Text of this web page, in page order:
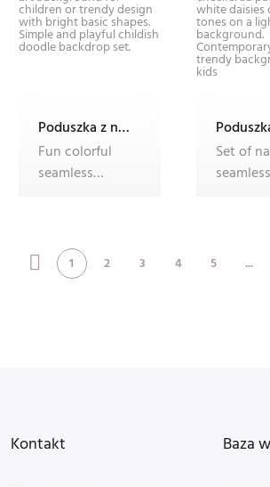
Poduszka z nadrukiem Dec'n'Roll, ze zdjęciem, foto poduszka
Fun colorful
seamless
minimalis
Set of
1 2 3 4 5 ...
Kontakt Baza